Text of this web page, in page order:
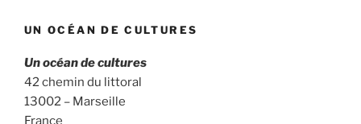
UN OCÉAN DE CULTURES
Un océan de cultures
42 chemin du littoral
13002 – Marseille
France